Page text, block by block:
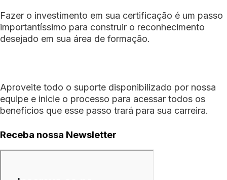
Fazer o investimento em sua certificação é um passo
importantíssimo para construir o reconhecimento
desejado em sua área de formação.
Aproveite todo o suporte disponibilizado por nossa
equipe e inicie o processo para acessar todos os
benefícios que esse passo trará para sua carreira.
Receba nossa Newsletter